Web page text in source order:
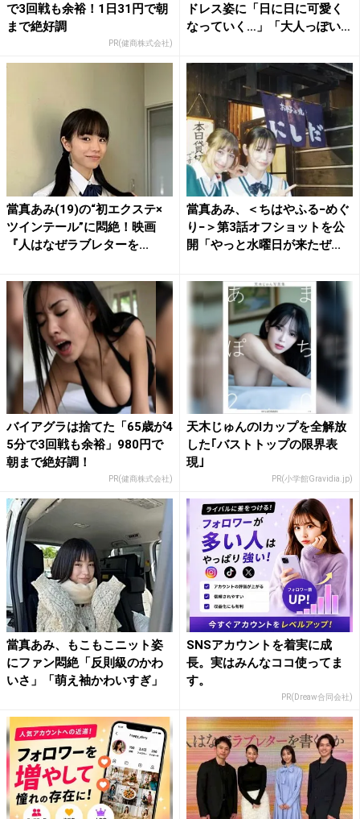
で3回戦も余裕！1日31円で朝
まで絶好調
PR(健商株式会社)
ドレス姿に「日に日に可愛く
なっていく…」「大人っぽい
當真あみ(19)の“初エクステ×
ツインテール”に悶絶！映画
『人はなぜラブレターを...
當真あみ、＜ちはやふる−めぐ
り−＞第3話オフショットを公
開「やっと水曜日が来たぜ...
バイアグラは捨てた「65歳が4
5分で3回戦も余裕」980円で
朝まで絶好調！
PR(健商株式会社)
天木じゅんのIカップを全解放
した｢バストトップの限界表
現｣
PR(小学館Gravidia.jp)
當真あみ、もこもこニット姿
にファン悶絶「反則級のかわ
いさ」「萌え袖かわいすぎ」
SNSアカウントを着実に成
長。実はみんなココ使ってま
す。
PR(Dreaw合同会社)